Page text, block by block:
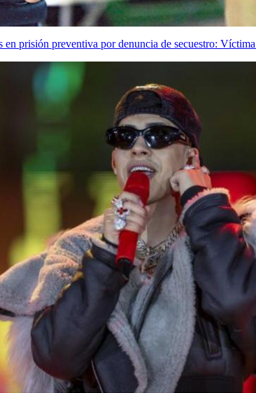
en prisión preventiva por denuncia de secuestro: